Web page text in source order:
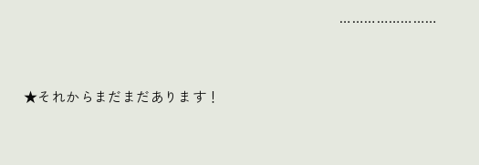
……………………
★それからまだまだあります！